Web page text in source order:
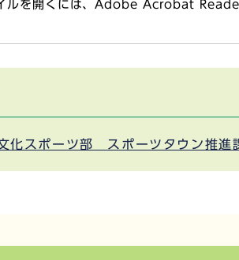
ルを開くには、Adobe Acrobat
化スポーツ部 スポーツタウン推進